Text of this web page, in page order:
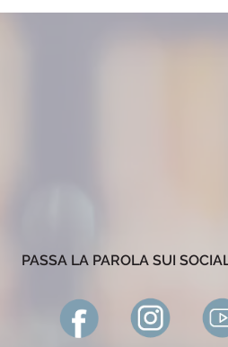
PASSA LA PAROLA SUI